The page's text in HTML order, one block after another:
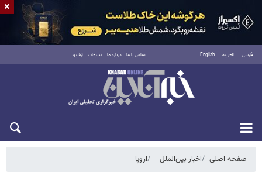
فارسی العربية English تماس با ما درباره ما تبلیغات آرشیو
شنبه ۱۷ مرداد ۱۴۰۵
صفحه اصلی اخبار بین‌الملل اروپا
×